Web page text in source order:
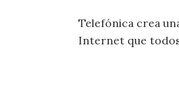
Telefónica crea
Internet que todos